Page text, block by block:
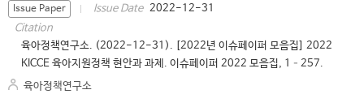
Issue Paper Issue Date 2022-12-31
Citation
육아정책연구소. (2022-12-31). [2022년 이슈페이퍼 모음집] 2022
KICCE 육아지원정책 현안과 과제. 이슈페이퍼 2022 모음집, 1–257.
육아정책연구소